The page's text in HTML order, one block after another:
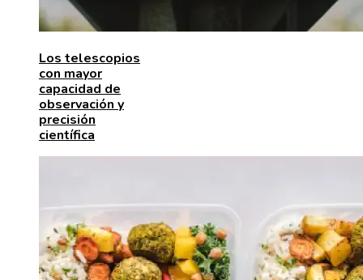
Los telescopios
con mayor
capacidad de
observación y
precisión
científica